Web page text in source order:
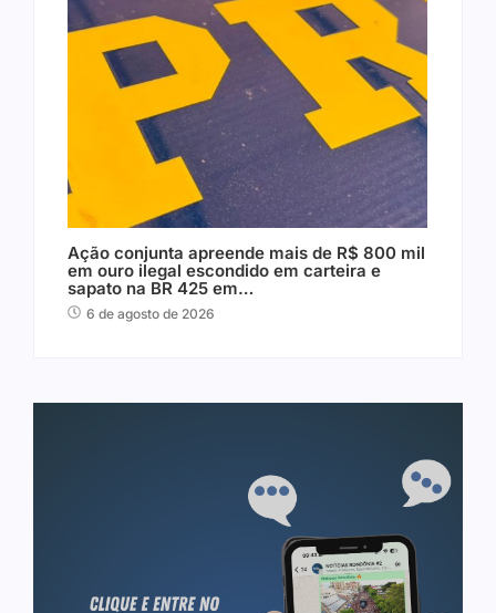
Ação conjunta apreende mais de R$ 800 mil
em ouro ilegal escondido em carteira e
sapato na BR 425 em…
6 de agosto de 2026